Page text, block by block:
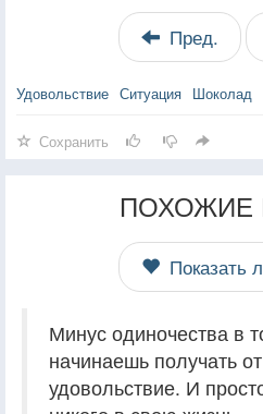
Пред.
Удовольствие Ситуация Шоколад
Сохранить
ПОХОЖИЕ
Показать
Минус одиночества в
начинаешь получать
удовольствие. И